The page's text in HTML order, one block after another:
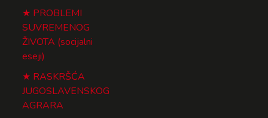
PROBLEMI
SUVREMENOG
ŽIVOTA (socijalni
eseji)
RASKRŠĆA
JUGOSLAVENSKOG
AGRARA